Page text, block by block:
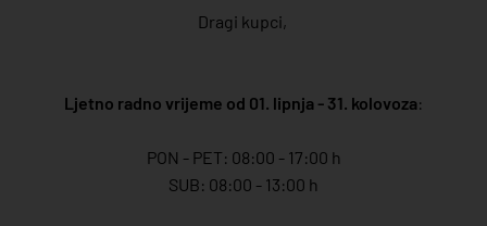
Dragi kupci,
Ljetno radno vrijeme od 01. lipnja - 31. kolovoza:
PON - PET: 08:00 - 17:00 h
SUB: 08:00 - 13:00 h